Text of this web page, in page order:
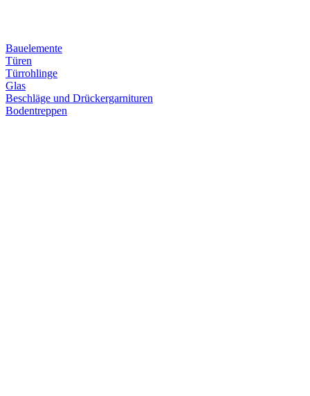
Bauelemente
Türen
Türrohlinge
Glas
Beschläge und Drückergarnituren
Bodentreppen